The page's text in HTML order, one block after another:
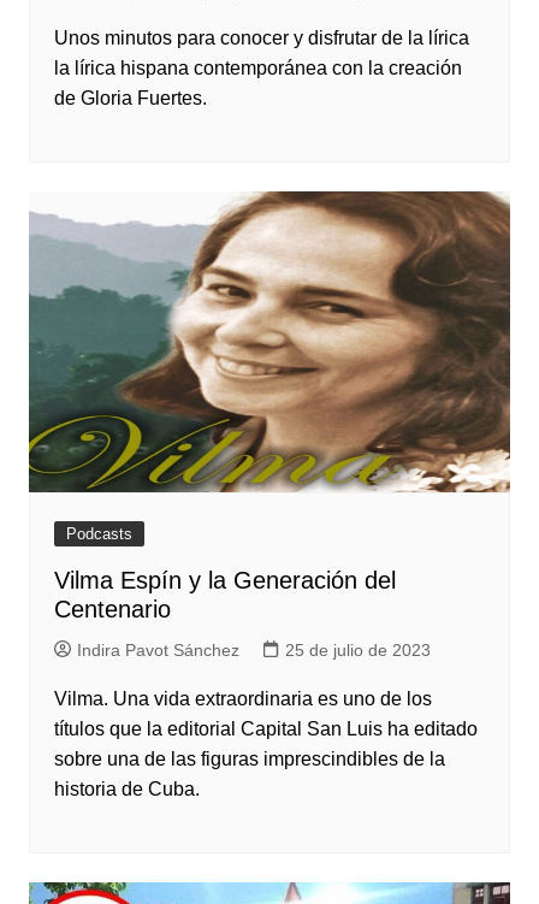
Unos minutos para conocer y disfrutar de la lírica
la lírica hispana contemporánea con la creación
de Gloria Fuertes.
Podcasts
Vilma Espín y la Generación del
Centenario
Indira Pavot Sánchez 25 de julio de 2023
Vilma. Una vida extraordinaria es uno de los
títulos que la editorial Capital San Luis ha editado
sobre una de las figuras imprescindibles de la
historia de Cuba.